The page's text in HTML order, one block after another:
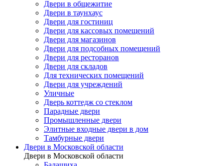
Двери в общежитие
Двери в таунхаус
Двери для гостиниц
Двери для кассовых помещений
Двери для магазинов
Двери для подсобных помещений
Двери для ресторанов
Двери для складов
Для технических помещений
Двери для учреждений
Уличные
Дверь коттедж со стеклом
Парадные двери
Промышленные двери
Элитные входные двери в дом
Тамбурные двери
Двери в Московской области
Двери в Московской области